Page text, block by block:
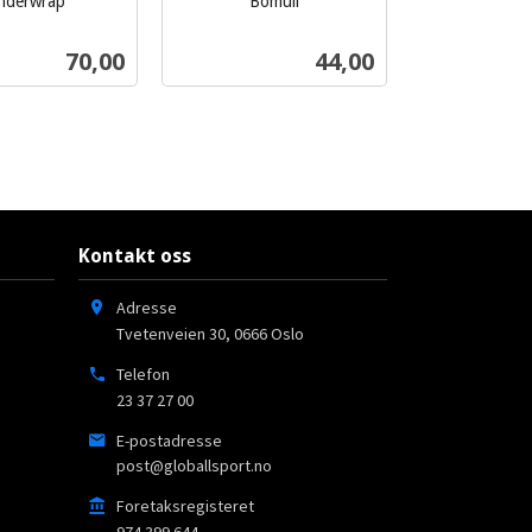
Pris
70,00 Pris
44,00
Kontakt oss
Adresse
Tvetenveien 30, 0666Oslo
Telefon
23 37 27 00
E-postadresse
post@globallsport.no
Foretaksregisteret